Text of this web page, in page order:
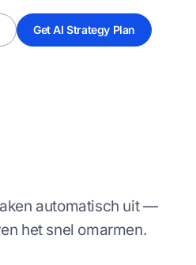
Get AI Strategy Plan
automatisch uit —
het snel omarmen.